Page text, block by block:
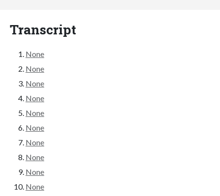
Transcript
None
None
None
None
None
None
None
None
None
None